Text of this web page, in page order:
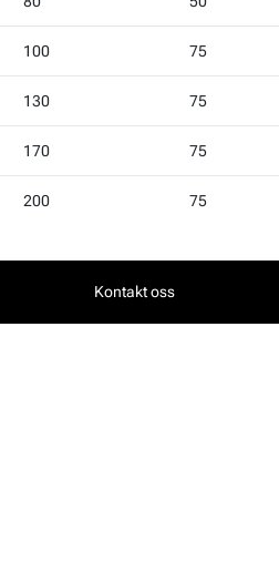
100 75
130 75
170 75
200 75
Kontakt oss